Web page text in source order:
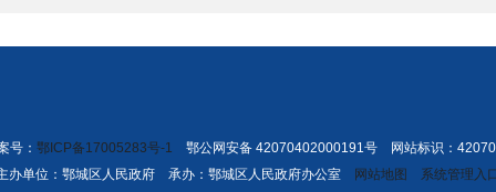
号： 鄂ICP备17005283号-1 鄂公网安备 42070402000191号 网站标识：
办单位：鄂城区人民政府 承办：鄂城区人民政府办公室
网站地图
系统管理入